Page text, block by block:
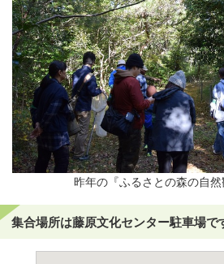
昨年の『ふるさとの森の自
集合場所は藤原文化センター駐車場で